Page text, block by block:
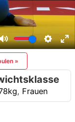
»
, Frauen